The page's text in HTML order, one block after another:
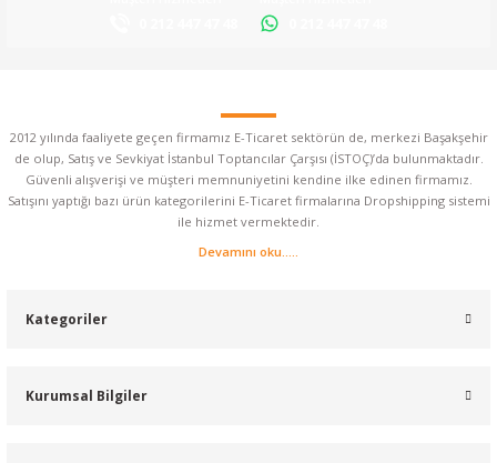
2012 yılında faaliyete geçen firmamız E-Ticaret sektörün de, merkezi Başakşehir
de olup, Satış ve Sevkiyat İstanbul Toptancılar Çarşısı (İSTOÇ)’da bulunmaktadır.
Güvenli alışverişi ve müşteri memnuniyetini kendine ilke edinen firmamız.
Satışını yaptığı bazı ürün kategorilerini E-Ticaret firmalarına Dropshipping sistemi
ile hizmet vermektedir.
Devamını oku.....
Kategoriler
Kurumsal Bilgiler